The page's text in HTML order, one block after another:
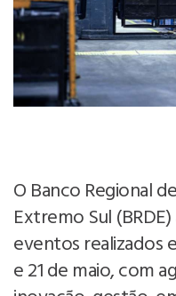
O Banco Regional
Extremo Sul
eventos realizados
e 21 de maio, com